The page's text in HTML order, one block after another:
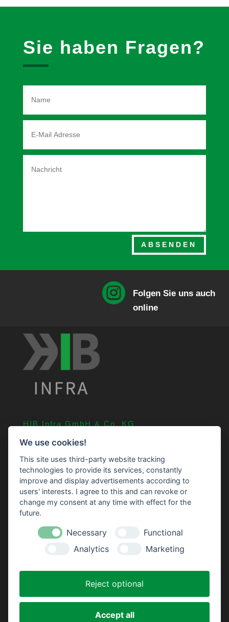
Sie haben Fragen?
ABSENDEN

Folgen Sie uns auch
online
HIB Infra GmbH & Co. KG
An der Straßenmeisterei 11
04326 75 239 0
info@HIB-Infra.de
Navigation
Das Unternehmen
Datenschutzerklärung
We use cookies!
This site uses third-party website tracking
technologies to provide its services, constantly
improve and display advertisements according to
users' interests. I agree to this and can revoke or
change my consent at any time with effect for the
future.
Necessary
Functional
Analytics
Marketing
Reject optional
Accept all